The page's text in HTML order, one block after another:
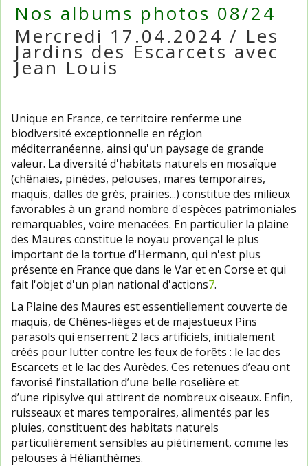
Nos albums photos 08/24
Mercredi 17.04.2024 / Les
Jardins des Escarcets avec
Jean Louis
Unique en France, ce territoire renferme une
biodiversité exceptionnelle en région
méditerranéenne, ainsi qu'un paysage de grande
valeur. La diversité d'habitats naturels en mosaïque
(chênaies, pinèdes, pelouses, mares temporaires,
maquis, dalles de grès, prairies...) constitue des milieux
favorables à un grand nombre d'espèces patrimoniales
remarquables, voire menacées. En particulier la plaine
des Maures constitue le noyau provençal le plus
important de la tortue d'Hermann, qui n'est plus
présente en France que dans le Var et en Corse et qui
fait l'objet d'un plan national d'actions7.
La Plaine des Maures est essentiellement couverte de
maquis, de Chênes-lièges et de majestueux Pins
parasols qui enserrent 2 lacs artificiels, initialement
créés pour lutter contre les feux de forêts : le lac des
Escarcets et le lac des Aurèdes. Ces retenues d’eau ont
favorisé l’installation d’une belle roselière et
d’une ripisylve qui attirent de nombreux oiseaux. Enfin,
ruisseaux et mares temporaires, alimentés par les
pluies, constituent des habitats naturels
particulièrement sensibles au piétinement, comme les
pelouses à Hélianthèmes.